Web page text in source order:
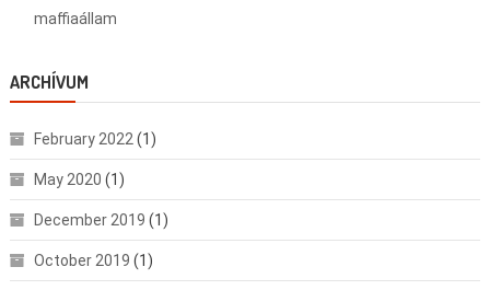
maffiaállam
ARCHÍVUM
February 2022 (1)
May 2020 (1)
December 2019 (1)
October 2019 (1)